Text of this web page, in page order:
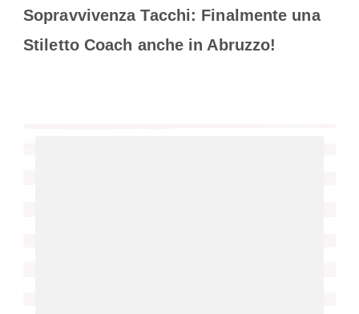
Sopravvivenza Tacchi: Finalmente una
Stiletto Coach anche in Abruzzo!